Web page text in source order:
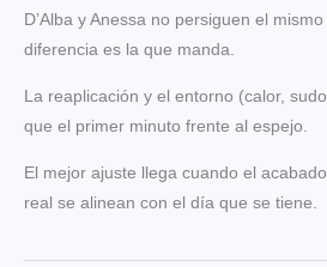
D’Alba y Anessa no persiguen el
diferencia es la que manda.
La reaplicación y el entorno (calor,
que el primer minuto frente al espejo.
El mejor ajuste llega cuando el
real se alinean con el día que se tiene.